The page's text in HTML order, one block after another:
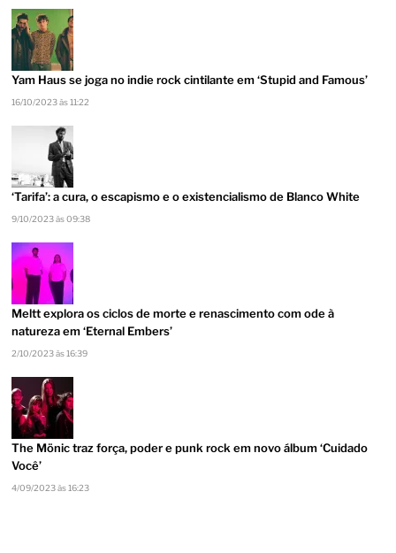
Yam Haus se joga no indie rock cintilante em ‘Stupid and Famous’
16/10/2023 às 11:22
‘Tarifa’: a cura, o escapismo e o existencialismo de Blanco White
9/10/2023 às 09:38
Meltt explora os ciclos de morte e renascimento com ode à
natureza em ‘Eternal Embers’
2/10/2023 às 16:39
The Mönic traz força, poder e punk rock em novo álbum ‘Cuidado
Você’
4/09/2023 às 16:23